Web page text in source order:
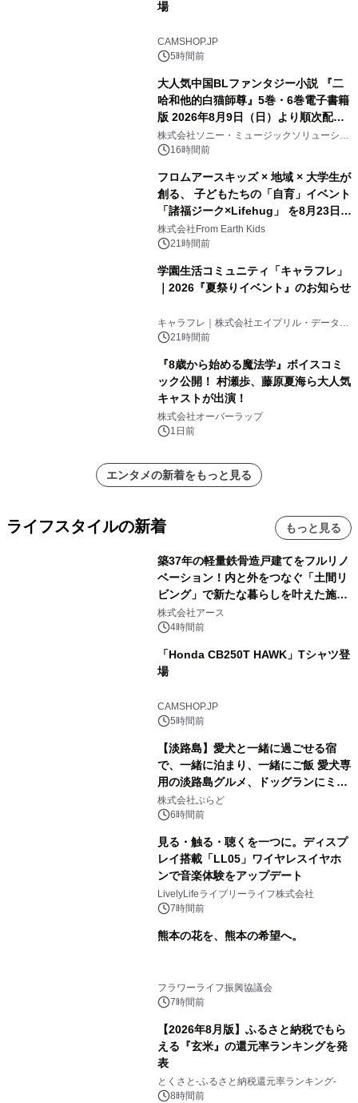
場
CAMSHOP.JP
5時間前
大人気中国BLファンタジー小説 『二
哈和他的白猫師尊』5巻・6巻電子書籍
版 2026年8月9日（日）より順次配信
開始
株式会社ソニー・ミュージックソリューショ
ンズ16時間前
フロムアースキッズ × 地域 × 大学生が
創る、 子どもたちの「自育」イベント
「諸福ジーク×Lifehug」 を8月23日
(日)開催
株式会社From Earth Kids
21時間前
学園生活コミュニティ「キャラフレ」
｜2026『夏祭りイベント』のお知らせ
キャラフレ｜株式会社エイプリル・データ・
デザインズ
21時間前
『8歳から始める魔法学』ボイスコミ
ック公開！ 村瀬歩、藤原夏海ら大人気
キャストが出演！
株式会社オーバーラップ
1日前
エンタメの新着をもっと見る
ライフスタイルの新着 もっと見る
築37年の軽量鉄骨造戸建てをフルリノ
ベーション！内と外をつなぐ「土間リ
ビング」で新たな暮らしを叶えた施工
事例を株式会社アースが公開
株式会社アース
4時間前
「Honda CB250T HAWK」Tシャツ登
場
CAMSHOP.JP
5時間前
【淡路島】愛犬と一緒に過ごせる宿
で、一緒に泊まり、一緒にご飯 愛犬専
用の淡路島グルメ、ドッグランにミニ
プール グランピングとトレーラーハウ
スの2施設で
株式会社ぷらど
6時間前
見る・触る・聴くを一つに。ディスプ
レイ搭載「LL05」ワイヤレスイヤホ
ンで音楽体験をアップデート
LivelyLifeライブリーライフ株式会社
7時間前
熊本の花を、熊本の希望へ。
フラワーライフ振興協議会
7時間前
【2026年8月版】ふるさと納税でもら
える『玄米』の還元率ランキングを発
表
とくさと-ふるさと納税還元率ランキング-
8時間前